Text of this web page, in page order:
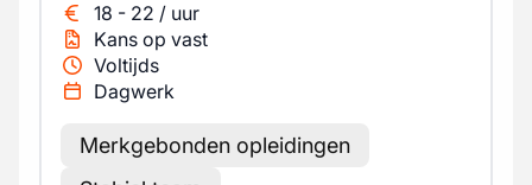
18 - 22 / uur
Kans op vast
Voltijds
Dagwerk
Merkgebonden opleidingen